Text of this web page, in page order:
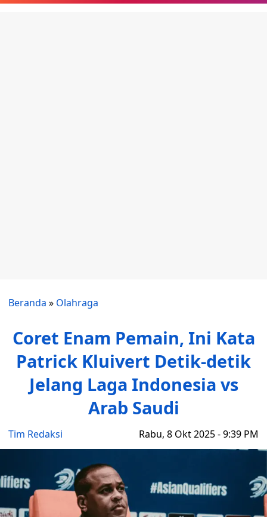
Beranda » Olahraga
Coret Enam Pemain, Ini Kata
Patrick Kluivert Detik-detik
Jelang Laga Indonesia vs
Arab Saudi
Tim Redaksi Rabu, 8 Okt 2025 - 9:39 PM